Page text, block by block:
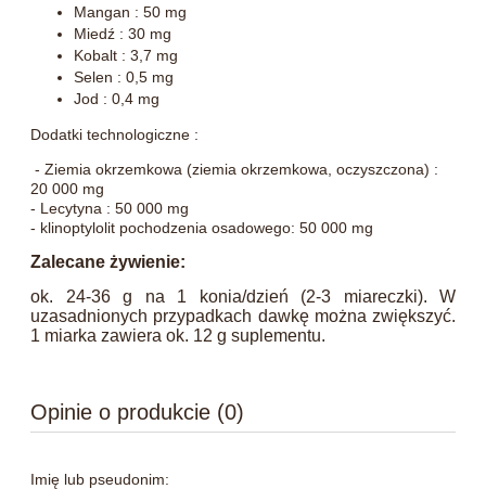
Mangan : 50 mg
Miedź : 30 mg
Kobalt : 3,7 mg
Selen : 0,5 mg
Jod : 0,4 mg
Dodatki technologiczne :
- Ziemia okrzemkowa (ziemia okrzemkowa, oczyszczona) :
20 000 mg
- Lecytyna : 50 000 mg
- klinoptylolit pochodzenia osadowego: 50 000 mg
Zalecane żywienie:
ok. 24-36 g na 1 konia/dzień (2-3 miareczki). W
uzasadnionych przypadkach dawkę można zwiększyć.
1 miarka zawiera ok. 12 g suplementu.
Opinie o produkcie (0)
Imię lub pseudonim: